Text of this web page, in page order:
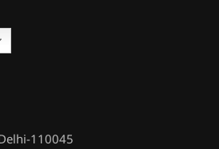
110045